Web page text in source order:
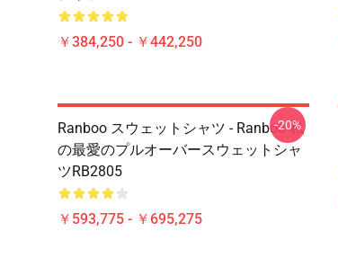
￥384,250 - ￥442,250
Ranboo スウェットシャツ - Ranboo 私
の最愛のプルオーバースウェットシャ
ツRB2805
￥593,775 - ￥695,275
-20%